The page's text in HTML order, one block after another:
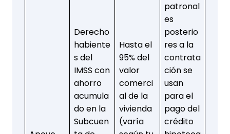
Derecho
habiente
s del
IMSS con
ahorro
acumula
do en la
Subcuen
Hasta el
95% del
valor
comerci
al de la
vivienda
(varía
patronal
es
posterio
res a la
contrata
ción se
usan
para el
pago del
crédito